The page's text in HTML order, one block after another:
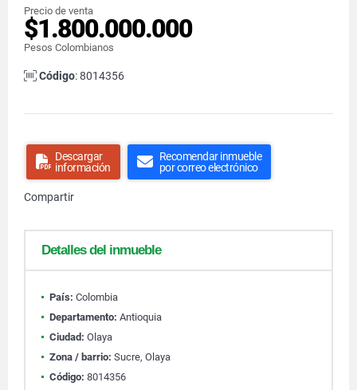
Precio de venta
$1.800.000.000
Pesos Colombianos
Código: 8014356
Descargar
información
Recomendar inmueble
por correo electrónico
Compartir
Detalles del inmueble
País: Colombia
Departamento: Antioquia
Ciudad: Olaya
Zona / barrio: Sucre, Olaya
Código: 8014356